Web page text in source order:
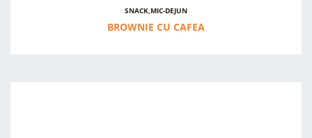
SNACK,MIC-DEJUN
BROWNIE CU CAFEA